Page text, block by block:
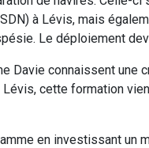
à Lévis, mais
Le déploiement
Davie connaissent une
cette formation
en investissant un